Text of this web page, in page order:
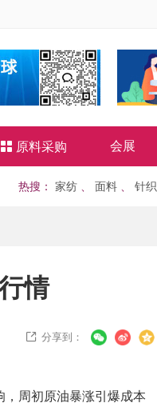
 原料采购 会展
热搜 ： 家纺 面料 针织
情
 分享到：
周初原油暴涨引爆成本